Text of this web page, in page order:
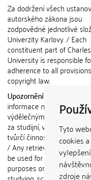
Tyto
cookies
zdroje
Za dodržení všech
autorského zákona jsou
zodpovědné jednotlivé
Univerzity Karlovy. / Each
constituent part of Charles
University is responsible
adherence to all
copyright law.
Upozornění / Notice:
informace nemohou být
výdělečným účelům nebo
za studijní, vědeckou
tvůrčí činnost jiné osoby
/ Any retrieved
be used for any
purposes or claimed as